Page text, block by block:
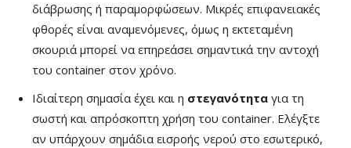
διάβρωσης ή παραμορφώσεων. Μικρές επιφανειακές
φθορές είναι αναμενόμενες, όμως η εκτεταμένη
σκουριά μπορεί να επηρεάσει σημαντικά την αντοχή
του container στον χρόνο.
Ιδιαίτερη σημασία έχει και η στεγανότητα για τη
σωστή και απρόσκοπτη χρήση του container. Ελέγξτε
αν υπάρχουν σημάδια εισροής νερού στο εσωτερικό,